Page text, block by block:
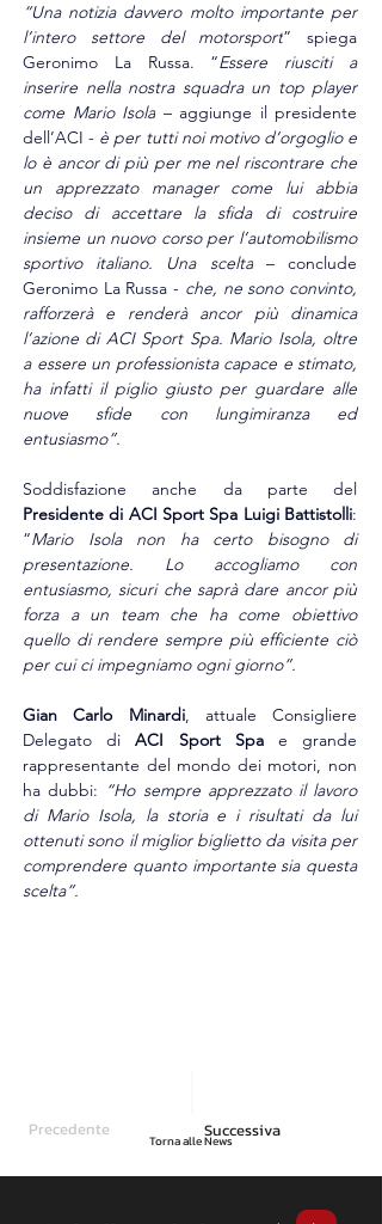
“Una notizia davvero molto importante per
l’intero settore del motorsport” spiega
Geronimo La Russa. “Essere riusciti a
inserire nella nostra squadra un top player
come Mario Isola – aggiunge il presidente
dell’ACI - è per tutti noi motivo d’orgoglio e
lo è ancor di più per me nel riscontrare che
un apprezzato manager come lui abbia
deciso di accettare la sfida di costruire
insieme un nuovo corso per l’automobilismo
sportivo italiano. Una scelta – conclude
Geronimo La Russa - che, ne sono convinto,
rafforzerà e renderà ancor più dinamica
l’azione di ACI Sport Spa. Mario Isola, oltre
a essere un professionista capace e stimato,
ha infatti il piglio giusto per guardare alle
nuove sfide con lungimiranza ed
entusiasmo”.
Presidente di ACI Sport Spa Luigi Battistolli:
“Mario Isola non ha certo bisogno di
presentazione. Lo accogliamo con
entusiasmo, sicuri che saprà dare ancor più
forza a un team che ha come obiettivo
quello di rendere sempre più efficiente ciò
per cui ci impegniamo ogni giorno”.
Gian Carlo Minardi, attuale Consigliere
Delegato di ACI Sport Spa e grande
rappresentante del mondo dei motori, non
ha dubbi: “Ho sempre apprezzato il lavoro
di Mario Isola, la storia e i risultati da lui
ottenuti sono il miglior biglietto da visita per
comprendere quanto importante sia questa
scelta”.
Precedente Successiva
Torna alle News